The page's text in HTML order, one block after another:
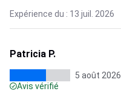
Expérience du : 13 juil. 2026
Patricia P.
5 août 2026
Avis vérifié